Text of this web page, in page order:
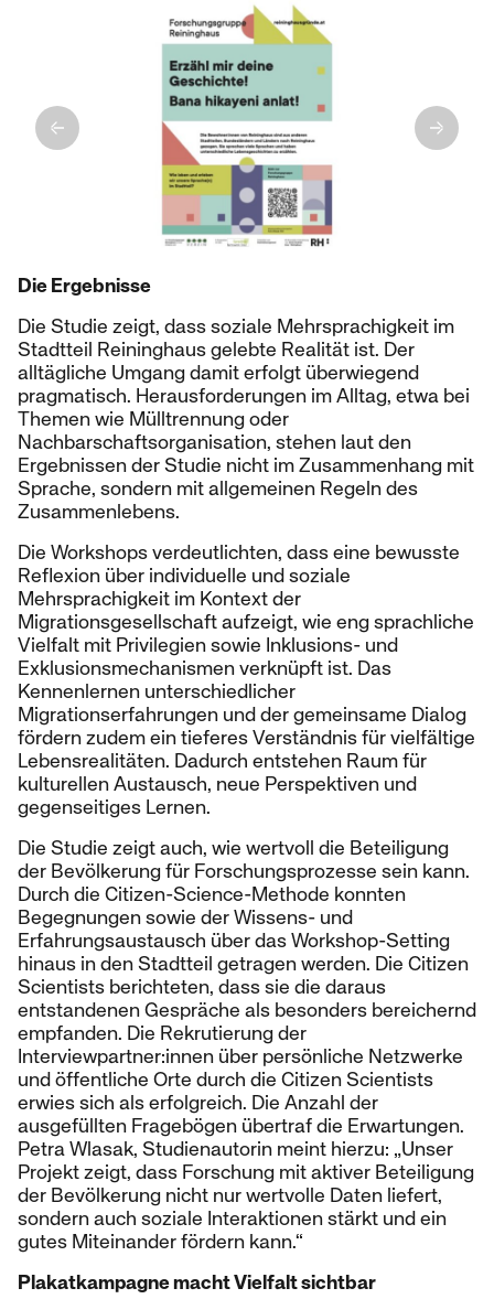
Die Ergebnisse
Die Studie zeigt, dass soziale Mehrsprachigkeit im
Stadtteil Reininghaus gelebte Realität ist. Der
alltägliche Umgang damit erfolgt überwiegend
pragmatisch. Herausforderungen im Alltag, etwa bei
Themen wie Mülltrennung oder
Nachbarschaftsorganisation, stehen laut den
Ergebnissen der Studie nicht im Zusammenhang mit
Sprache, sondern mit allgemeinen Regeln des
Zusammenlebens.
Die Workshops verdeutlichten, dass eine bewusste
Reflexion über individuelle und soziale
Mehrsprachigkeit im Kontext der
Migrationsgesellschaft aufzeigt, wie eng sprachliche
Vielfalt mit Privilegien sowie Inklusions- und
Exklusionsmechanismen verknüpft ist. Das
Kennenlernen unterschiedlicher
Migrationserfahrungen und der gemeinsame Dialog
fördern zudem ein tieferes Verständnis für vielfältige
Lebensrealitäten. Dadurch entstehen Raum für
kulturellen Austausch, neue Perspektiven und
gegenseitiges Lernen.
Die Studie zeigt auch, wie wertvoll die Beteiligung
der Bevölkerung für Forschungsprozesse sein kann.
Durch die Citizen-Science-Methode konnten
Begegnungen sowie der Wissens- und
Erfahrungsaustausch über das Workshop-Setting
hinaus in den Stadtteil getragen werden. Die Citizen
Scientists berichteten, dass sie die daraus
entstandenen Gespräche als besonders bereichernd
empfanden. Die Rekrutierung der
Interviewpartner:innen über persönliche Netzwerke
und öffentliche Orte durch die Citizen Scientists
erwies sich als erfolgreich. Die Anzahl der
ausgefüllten Fragebögen übertraf die Erwartungen.
Petra Wlasak, Studienautorin meint hierzu: „Unser
Projekt zeigt, dass Forschung mit aktiver Beteiligung
der Bevölkerung nicht nur wertvolle Daten liefert,
sondern auch soziale Interaktionen stärkt und ein
gutes Miteinander fördern kann.“
Plakatkampagne macht Vielfalt sichtbar